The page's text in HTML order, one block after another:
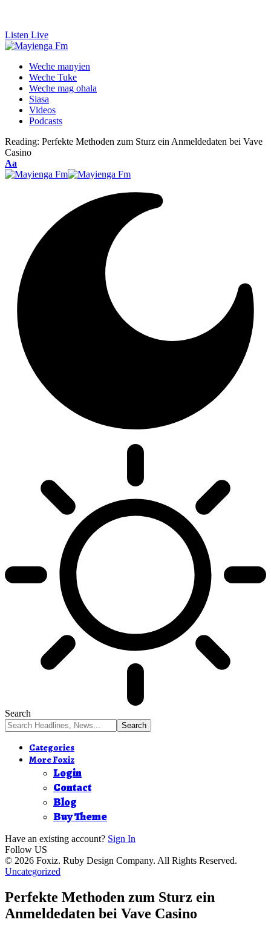
Listen Live
Weche manyien
Weche Tuke
Weche mag ohala
Siasa
Videos
Podcasts
Reading: Perfekte Methoden zum Sturz ein Anmeldedaten bei Vave
Casino
Font
Resizer
Aa
Search
Categories
More Foxiz
Login
Contact
Blog
Buy Theme
Have an existing account? Sign In
Follow US
© 2026 Foxiz. Ruby Design Company. All Rights Reserved.
Uncategorized
Perfekte Methoden zum Sturz ein
Anmeldedaten bei Vave Casino